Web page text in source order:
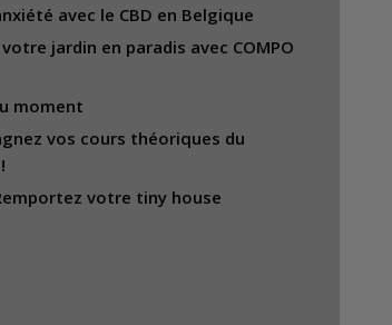
avec le CBD en Belgique
jardin en paradis avec COMPO
moment
vos cours théoriques du
votre tiny house